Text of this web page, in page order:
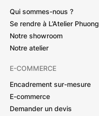
Qui sommes-nous ?
Se rendre à L’Atelier Phuong
Notre showroom
Notre atelier
E-COMMERCE
Encadrement sur-mesure
E-commerce
Demander un devis